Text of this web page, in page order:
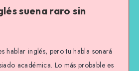
suena raro sin
hablar inglés, pero tu habla sonará
académica. Lo más probable es